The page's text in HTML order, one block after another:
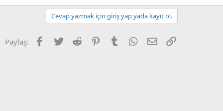
Cevap yazmak için giriş yap yada kayıt ol.
Paylaş: Facebook
Twitter Reddit PinterestTumblr WhatsApp
E-posta